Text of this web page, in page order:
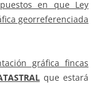
en que Ley
georreferenciada
gráfica fincas
que estará